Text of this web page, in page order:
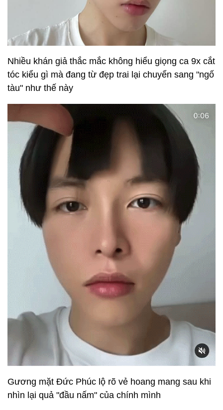
Nhiều khán giả thắc mắc không hiểu giọng ca 9x cắt
tóc kiểu gì mà đang từ đẹp trai lại chuyển sang "ngố
tàu" như thế này
Gương mặt Đức Phúc lộ rõ vẻ hoang mang sau khi
nhìn lại quả "đầu nấm" của chính mình